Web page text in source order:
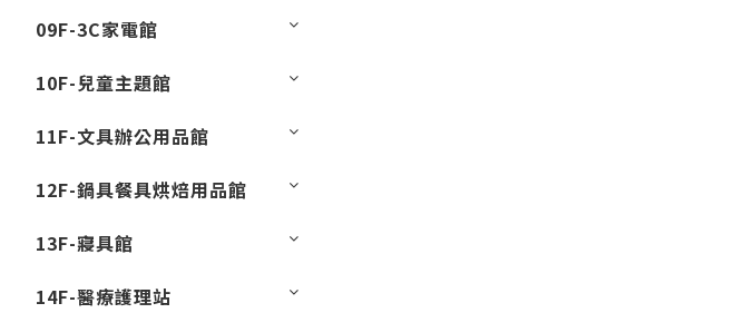
09F-3C家電館
10F-兒童主題館
11F-文具辦公用品館
12F-鍋具餐具烘焙用品館
13F-寢具館
14F-醫療護理站